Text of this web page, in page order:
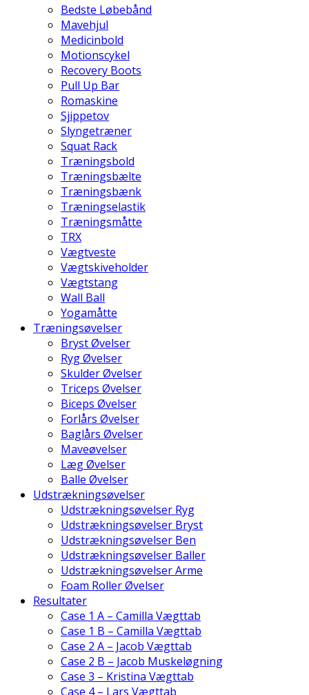
Bedste Løbebånd
Mavehjul
Medicinbold
Motionscykel
Recovery Boots
Pull Up Bar
Romaskine
Sjippetov
Slyngetræner
Squat Rack
Træningsbold
Træningsbælte
Træningsbænk
Træningselastik
Træningsmåtte
TRX
Vægtveste
Vægtskiveholder
Vægtstang
Wall Ball
Yogamåtte
Træningsøvelser
Bryst Øvelser
Ryg Øvelser
Skulder Øvelser
Triceps Øvelser
Biceps Øvelser
Forlårs Øvelser
Baglårs Øvelser
Maveøvelser
Læg Øvelser
Balle Øvelser
Udstrækningsøvelser
Udstrækningsøvelser Ryg
Udstrækningsøvelser Bryst
Udstrækningsøvelser Ben
Udstrækningsøvelser Baller
Udstrækningsøvelser Arme
Foam Roller Øvelser
Resultater
Case 1 A – Camilla Vægttab
Case 1 B – Camilla Vægttab
Case 2 A – Jacob Vægttab
Case 2 B – Jacob Muskeløgning
Case 3 – Kristina Vægttab
Case 4 – Lars Vægttab